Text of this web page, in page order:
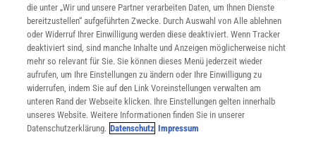
Mit einer solchen Unordnung hatten die Forschenden nicht
gerechnet: Eine ultradünne Wasserschicht aus nur einer Lage
Moleküle ist erstaunlich asymmetrisch.
Mathematik der Strömungen| Wer löst das Navier-Stokes-
Problem – Mensch oder KI?
Künstliche Intelligenz| KI entwirft Experimente, die kein Mensch
mehr versteht
die unter „Wir und unsere Partner verarbeiten Daten, um Ihnen Dienste
bereitzustellen“ aufgeführten Zwecke. Durch Auswahl von Alle ablehnen
oder Widerruf Ihrer Einwilligung werden diese deaktiviert. Wenn Tracker
deaktiviert sind, sind manche Inhalte und Anzeigen möglicherweise nicht
mehr so relevant für Sie. Sie können dieses Menü jederzeit wieder
aufrufen, um Ihre Einstellungen zu ändern oder Ihre Einwilligung zu
widerrufen, indem Sie auf den Link Voreinstellungen verwalten am
unteren Rand der Webseite klicken. Ihre Einstellungen gelten innerhalb
unseres Website. Weitere Informationen finden Sie in unserer
Datenschutzerklärung. Datenschutz Impressum